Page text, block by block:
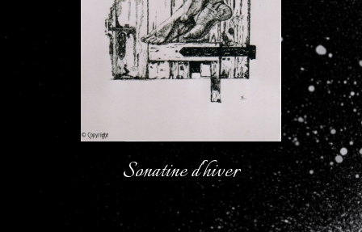
Sonatine d'hiver